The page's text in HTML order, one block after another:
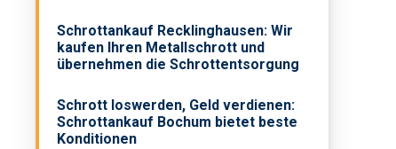
Schrottankauf Recklinghausen: Wir
kaufen Ihren Metallschrott und
übernehmen die Schrottentsorgung
Schrott loswerden, Geld verdienen:
Schrottankauf Bochum bietet beste
Konditionen